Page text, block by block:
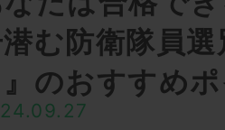
む防衛隊員
のおすすめ